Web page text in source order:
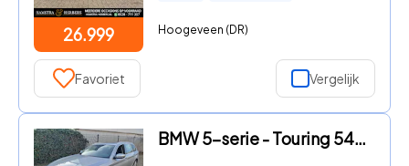
26.999 Hoogeveen (DR)
Favoriet Vergelijk
BMW 5-serie - Touring 540i xDrive High Exe. | Luxery Line | Pano